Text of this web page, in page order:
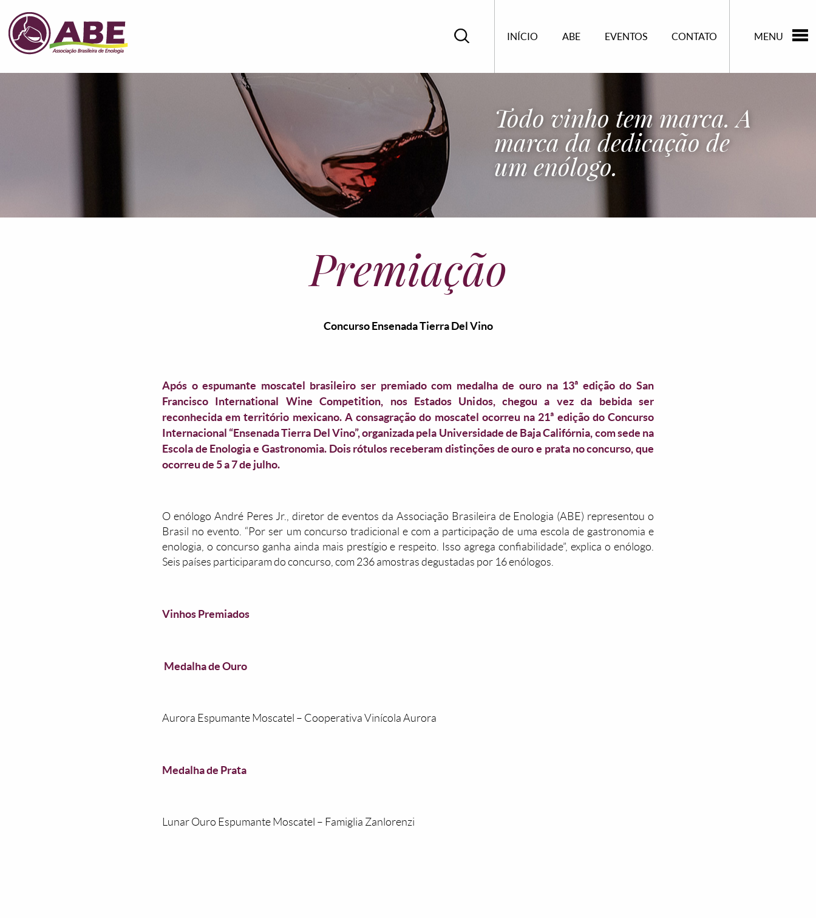
MENU
INÍCIO ABE EVENTOS CONTATO
Todo vinho tem marca. A
marca da dedicação de
um enólogo.
Premiação
Concurso Ensenada Tierra Del Vino
Após o espumante moscatel brasileiro ser premiado com medalha de ouro na 13ª edição do San
Francisco International Wine Competition, nos Estados Unidos, chegou a vez da bebida ser
reconhecida em território mexicano. A consagração do moscatel ocorreu na 21ª edição do Concurso
Internacional “Ensenada Tierra Del Vino”, organizada pela Universidade de Baja Califórnia, com sede na
Escola de Enologia e Gastronomia. Dois rótulos receberam distinções de ouro e prata no concurso, que
ocorreu de 5 a 7 de julho.
O enólogo André Peres Jr., diretor de eventos da Associação Brasileira de Enologia (ABE) representou o
Brasil no evento. “Por ser um concurso tradicional e com a participação de uma escola de gastronomia e
enologia, o concurso ganha ainda mais prestígio e respeito. Isso agrega confiabilidade”, explica o enólogo.
Seis países participaram do concurso, com 236 amostras degustadas por 16 enólogos.
Vinhos Premiados
Medalha de Ouro
Aurora Espumante Moscatel – Cooperativa Vinícola Aurora
Medalha de Prata
Lunar Ouro Espumante Moscatel – Famiglia Zanlorenzi